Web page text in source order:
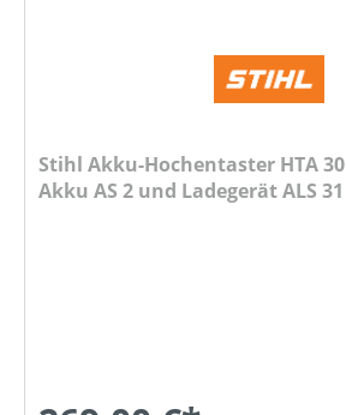
Stihl Akku-Hochentaster HTA
Akku AS 2 und Ladegerät ALS 31